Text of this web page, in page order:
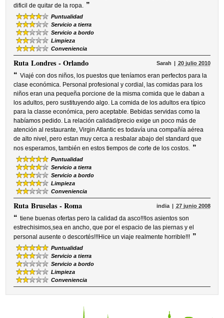
dificil de quitar de la ropa. ”
Puntualidad
Servicio a tierra
Servicio a bordo
Limpieza
Conveniencia
RutaLondres - Orlando Sarah 20 julio 2010
“ Viajé con dos niños, los puestos que teníamos eran perfectos para la
clase económica. Personal profesional y cordial, las comidas para los
niños eran una pequeña porcione de la misma comida que le daban a
los adultos, pero sustituyendo algo. La comida de los adultos era típico
para la classe económica, pero aceptable. Bebidas servidas como la
habíamos pedido. La relación calidad/precio exige un poco más de
atención al restaurante, Virgin Atlantic es todavía una compañía aérea
de alto nivel, pero estan muy cerca a resbalar abajo del standard que
nos esperamos, también en estos tiempos de corte de los costos. ”
Puntualidad
Servicio a tierra
Servicio a bordo
Limpieza
Conveniencia
RutaBruselas - Roma india 27 junio 2008
“ tiene buenas ofertas pero la calidad da asco!!!los asientos son
estrechisimos,sea en ancho, que por el espacio de las piernas y el
personal ausente o descortés!!!Hice un viaje realmente horrible!!! ”
Puntualidad
Servicio a tierra
Servicio a bordo
Limpieza
Conveniencia